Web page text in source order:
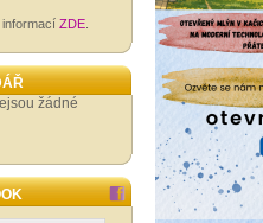
ZDE
žádné